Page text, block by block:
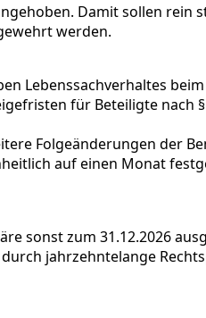
Damit sollen rein
werden.
Lebenssachverhaltes
für Beteiligte nach §
Folgeänderungen der
auf einen Monat
sonst zum 31.12.2026
jahrzehntelange